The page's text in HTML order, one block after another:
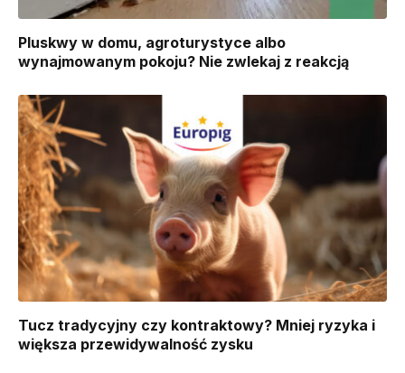
Pluskwy w domu, agroturystyce albo
wynajmowanym pokoju? Nie zwlekaj z reakcją
Tucz tradycyjny czy kontraktowy? Mniej ryzyka i
większa przewidywalność zysku